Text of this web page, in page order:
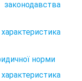
норми